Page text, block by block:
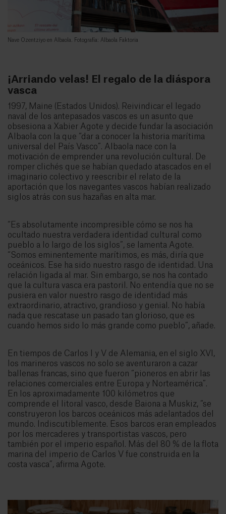
Nave Ozentziyo en Albaola. Fotografía: Albaola Faktoria
¡Arriando velas! El regalo de la diáspora
vasca
1997, Maine (Estados Unidos). Reivindicar el legado
naval de los antepasados vascos es un asunto que
obsesiona a Xabier Agote y decide fundar la asociación
Albaola con la que “dar a conocer la historia marítima
universal del País Vasco”. Albaola nace con la
motivación de emprender una revolución cultural. De
romper clichés que se habían quedado atascados en el
imaginario colectivo y reescribir el relato de la
aportación que los navegantes vascos habían realizado
siglos atrás con sus hazañas en alta mar.
“Es absolutamente incompresible cómo se nos ha
ocultado nuestra verdadera identidad cultural como
pueblo a lo largo de los siglos”, se lamenta Agote.
“Somos eminentemente marítimos, es más, diría que
oceánicos. Ese ha sido nuestro rasgo de identidad. Una
relación ligada al mar. Sin embargo, se nos ha contado
que la cultura vasca era pastoril. No entendía que no se
pusiera en valor nuestro rasgo de identidad más
extraordinario, atractivo, grandioso y genial. No había
nada que rescatase un pasado tan glorioso, que es
cuando hemos sido lo más grande como pueblo”, añade.
En tiempos de Carlos I y V de Alemania, en el siglo XVI,
los marineros vascos no solo se aventuraron a cazar
ballenas francas, sino que fueron “pioneros en abrir las
relaciones comerciales entre Europa y Norteamérica”.
En los aproximadamente 100 kilómetros que
comprende el litoral vasco, desde Baiona a Muskiz, “se
construyeron los barcos oceánicos más adelantados del
mundo. Indiscutiblemente. Esos barcos eran empleados
por los mercaderes y transportistas vascos, pero
también por el imperio español. Más del 80 % de la flota
marina del imperio de Carlos V fue construida en la
costa vasca”, afirma Agote.